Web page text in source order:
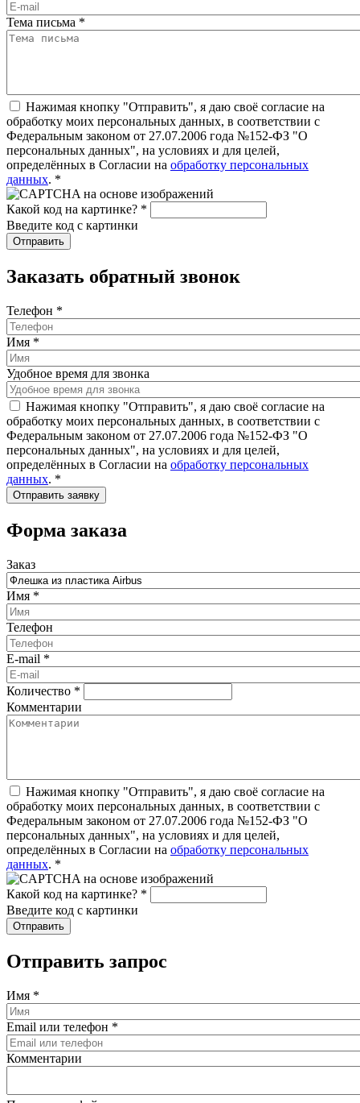
Тема письма *
Нажимая кнопку "Отправить", я даю своё согласие на
обработку моих персональных данных, в соответствии с
Федеральным законом от 27.07.2006 года №152-ФЗ "О
персональных данных", на условиях и для целей,
определённых в Согласии на обработку персональных
данных. *
Какой код на картинке? *
Введите код с картинки
Заказать обратный звонок
Телефон *
Имя *
Удобное время для звонка
Нажимая кнопку "Отправить", я даю своё согласие на
обработку моих персональных данных, в соответствии с
Федеральным законом от 27.07.2006 года №152-ФЗ "О
персональных данных", на условиях и для целей,
определённых в Согласии на обработку персональных
данных. *
Форма заказа
Заказ
Имя *
Телефон
E-mail *
Количество *
Комментарии
Нажимая кнопку "Отправить", я даю своё согласие на
обработку моих персональных данных, в соответствии с
Федеральным законом от 27.07.2006 года №152-ФЗ "О
персональных данных", на условиях и для целей,
определённых в Согласии на обработку персональных
данных. *
Какой код на картинке? *
Введите код с картинки
Отправить запрос
Имя *
Email или телефон *
Комментарии